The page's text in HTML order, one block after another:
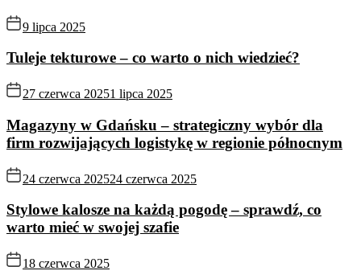
9 lipca 2025
Tuleje tekturowe – co warto o nich wiedzieć?
27 czerwca 20251 lipca 2025
Magazyny w Gdańsku – strategiczny wybór dla
firm rozwijających logistykę w regionie północnym
24 czerwca 202524 czerwca 2025
Stylowe kalosze na każdą pogodę – sprawdź, co
warto mieć w swojej szafie
18 czerwca 2025